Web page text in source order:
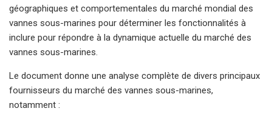
géographiques et comportementales du marché mondial des
vannes sous-marines pour déterminer les fonctionnalités à
inclure pour répondre à la dynamique actuelle du marché des
vannes sous-marines.
Le document donne une analyse complète de divers principaux
fournisseurs du marché des vannes sous-marines,
notamment :